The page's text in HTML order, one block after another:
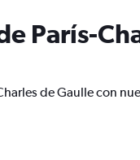
París-
de Gaulle con